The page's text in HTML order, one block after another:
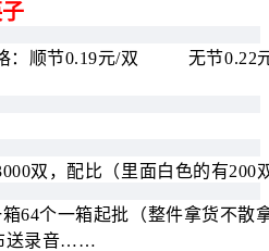
：顺节0.19元/双 无节0.22元
双，配比（里面白色的有200
64个一箱起批（整件拿货不
送录音……